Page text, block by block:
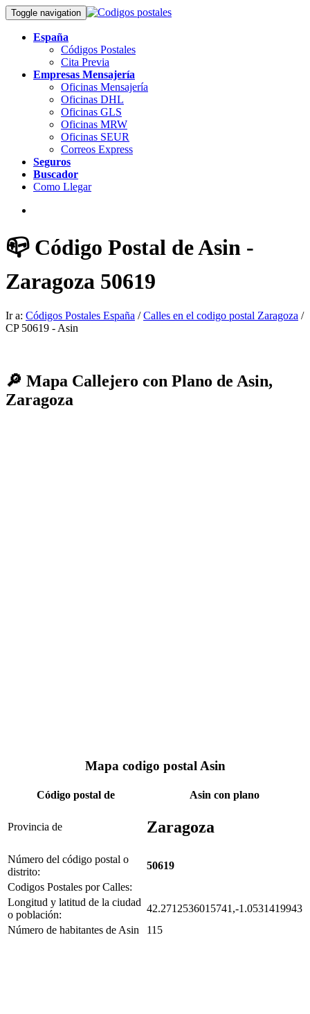
Toggle navigation
España
Códigos Postales
Cita Previa
Empresas Mensajería
Oficinas Mensajería
Oficinas DHL
Oficinas GLS
Oficinas MRW
Oficinas SEUR
Correos Express
Seguros
Buscador
Como Llegar
📪 Código Postal de Asin -
Zaragoza 50619
Ir a: Códigos Postales España /Calles en el codigo postal Zaragoza /
CP 50619 - Asin
🔎 Mapa Callejero con Plano de Asin,
Zaragoza
Mapa codigo postal Asin
Código postal de Asin con plano
Provincia de Zaragoza
Número del código postal o
distrito:
50619
Codigos Postales por Calles:
Longitud y latitud de la ciudad
o población:
42.2712536015741,-1.0531419943
Número de habitantes de Asin
115